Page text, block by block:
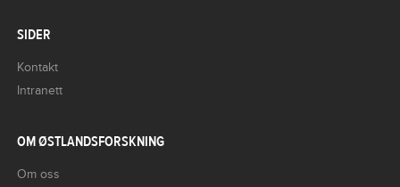
SIDER
Kontakt
Intranett
OM ØSTLANDSFORSKNING
Om oss